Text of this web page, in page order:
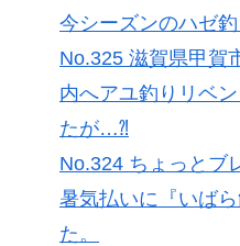
今シーズンのハゼ釣
No.325 滋賀県甲賀
内へアユ釣りリベ
たが…⁈
No.324 ちょっとブ
暑気払いに『いば
た。